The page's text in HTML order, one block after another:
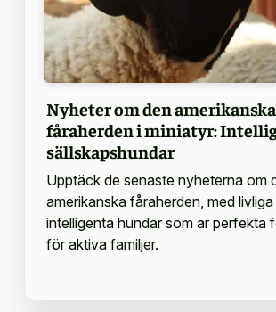
Nyheter om den amerikanska
fåraherden i miniatyr:
sällskapshundar
Upptäck de senaste nyheterna om
amerikanska fåraherden, med
intelligenta hundar som är perfekta
för aktiva familjer.